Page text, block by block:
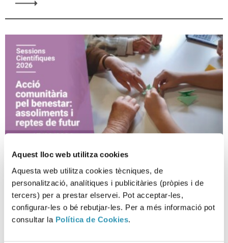
Aquest lloc web utilitza cookies
Aquesta web utilitza cookies tècniques, de
personalització, analítiques i publicitàries (pròpies i de
tercers) per a prestar elservei. Pot acceptar-les,
configurar-les o bé rebutjar-les. Per a més informació pot
consultar la Política de Cookies.
Acción comunitaria por el
bienestar: logros y retos de
futuro.
SESIONES CIENTÍFICAS, BARRIOS, INVESTIGACIÓN Y DOCENCIA